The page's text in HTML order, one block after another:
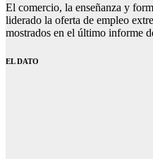
El comercio, la enseñanza y
liderado la oferta de empleo
mostrados en el último informe
EL DATO